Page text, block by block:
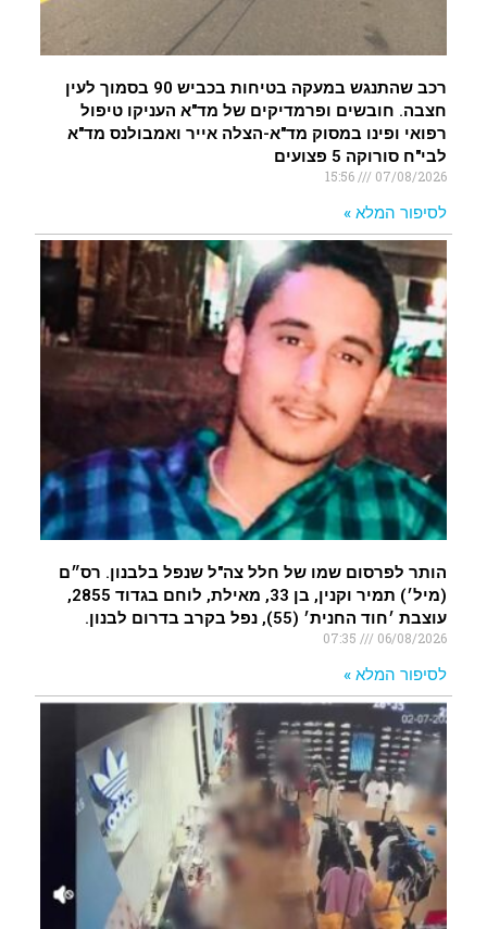
רכב שהתנגש במעקה בטיחות בכביש 90 בסמוך לעין
חצבה. חובשים ופרמדיקים של מד"א העניקו טיפול
רפואי ופינו במסוק מד"א-הצלה אייר ואמבולנס מד"א
לבי"ח סורוקה 5 פצועים
07/08/2026
15:56
לסיפור המלא »
הותר לפרסום שמו של חלל צה"ל שנפל בלבנון. רס״ם
(מיל׳) תמיר וקנין, בן 33, מאילת, לוחם בגדוד 2855,
עוצבת ׳חוד החנית׳ (55), נפל בקרב בדרום לבנון.
06/08/2026
לסיפור המלא »